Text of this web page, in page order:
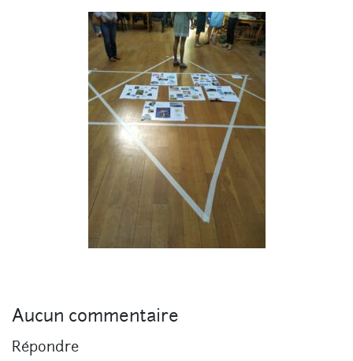
Aucun commentaire
Répondre